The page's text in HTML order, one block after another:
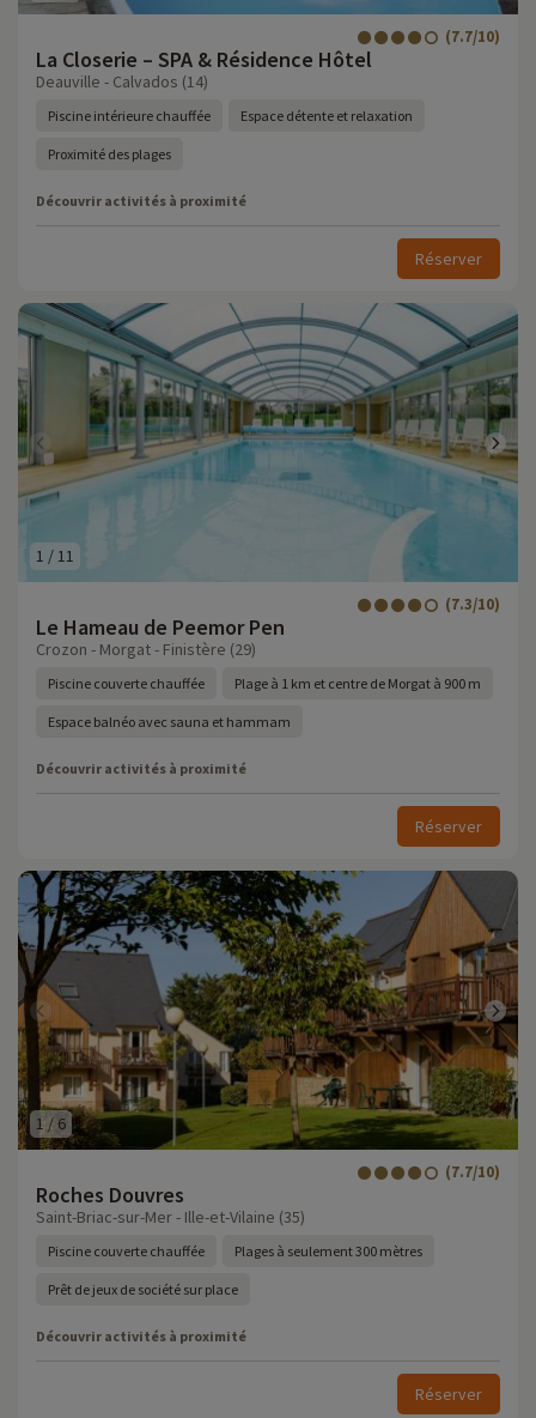
La Closerie – SPA & Résidence Hôtel
(7.7/10)
Deauville - Calvados (14)
Piscine intérieure chauffée Espace détente et relaxation
Proximité des plages
Découvrir activités à proximité
Réserver
1 / 11
Le Hameau de Peemor Pen
(7.3/10)
Crozon - Morgat - Finistère (29)
Piscine couverte chauffée Plage à 1 km et centre de Morgat à 900 m
Espace balnéo avec sauna et hammam
Découvrir activités à proximité
Réserver
1/ 6
Roches Douvres
(7.7/10)
Saint-Briac-sur-Mer - Ille-et-Vilaine (35)
Piscine couverte chauffée Plages à seulement 300 mètres
Prêt de jeux de société sur place
Découvrir activités à proximité
Réserver